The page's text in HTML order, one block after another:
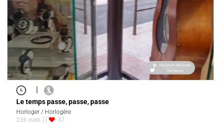
|
Le temps passe, passe, passe
Horloger / Horlogère
236 vues
37